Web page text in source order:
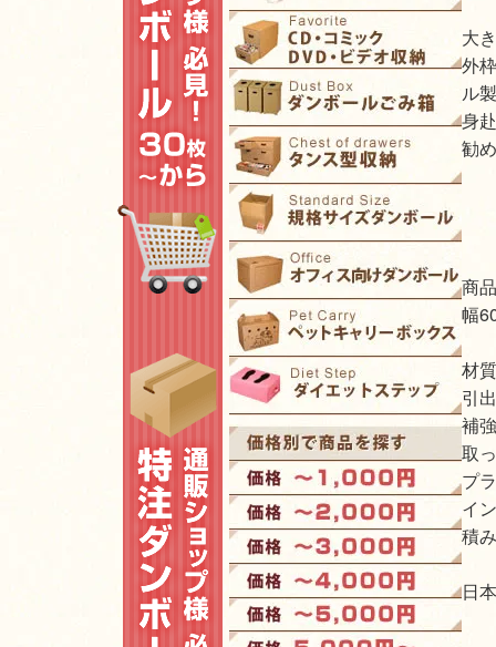
大
外
ル
身
勧
商
幅
材質
引
補
取
プ
イ
積
日